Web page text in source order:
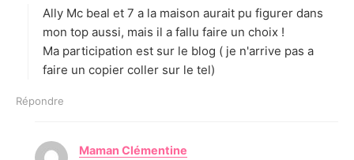
:
Ally Mc beal et 7 a la maison aurait pu figurer dans
mon top aussi, mais il a fallu faire un choix !
Ma participation est sur le blog ( je n'arrive pas a
faire un copier coller sur le tel)
Répondre
Maman Clémentine